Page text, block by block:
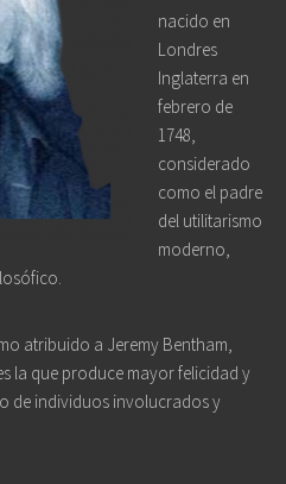
nacido en
Londres
Inglaterra en
febrero de
1748,
considerado
como el padre
del utilitarismo
moderno,
atribuido a Jeremy Bentham,
la que produce mayor felicidad y
de individuos involucrados y